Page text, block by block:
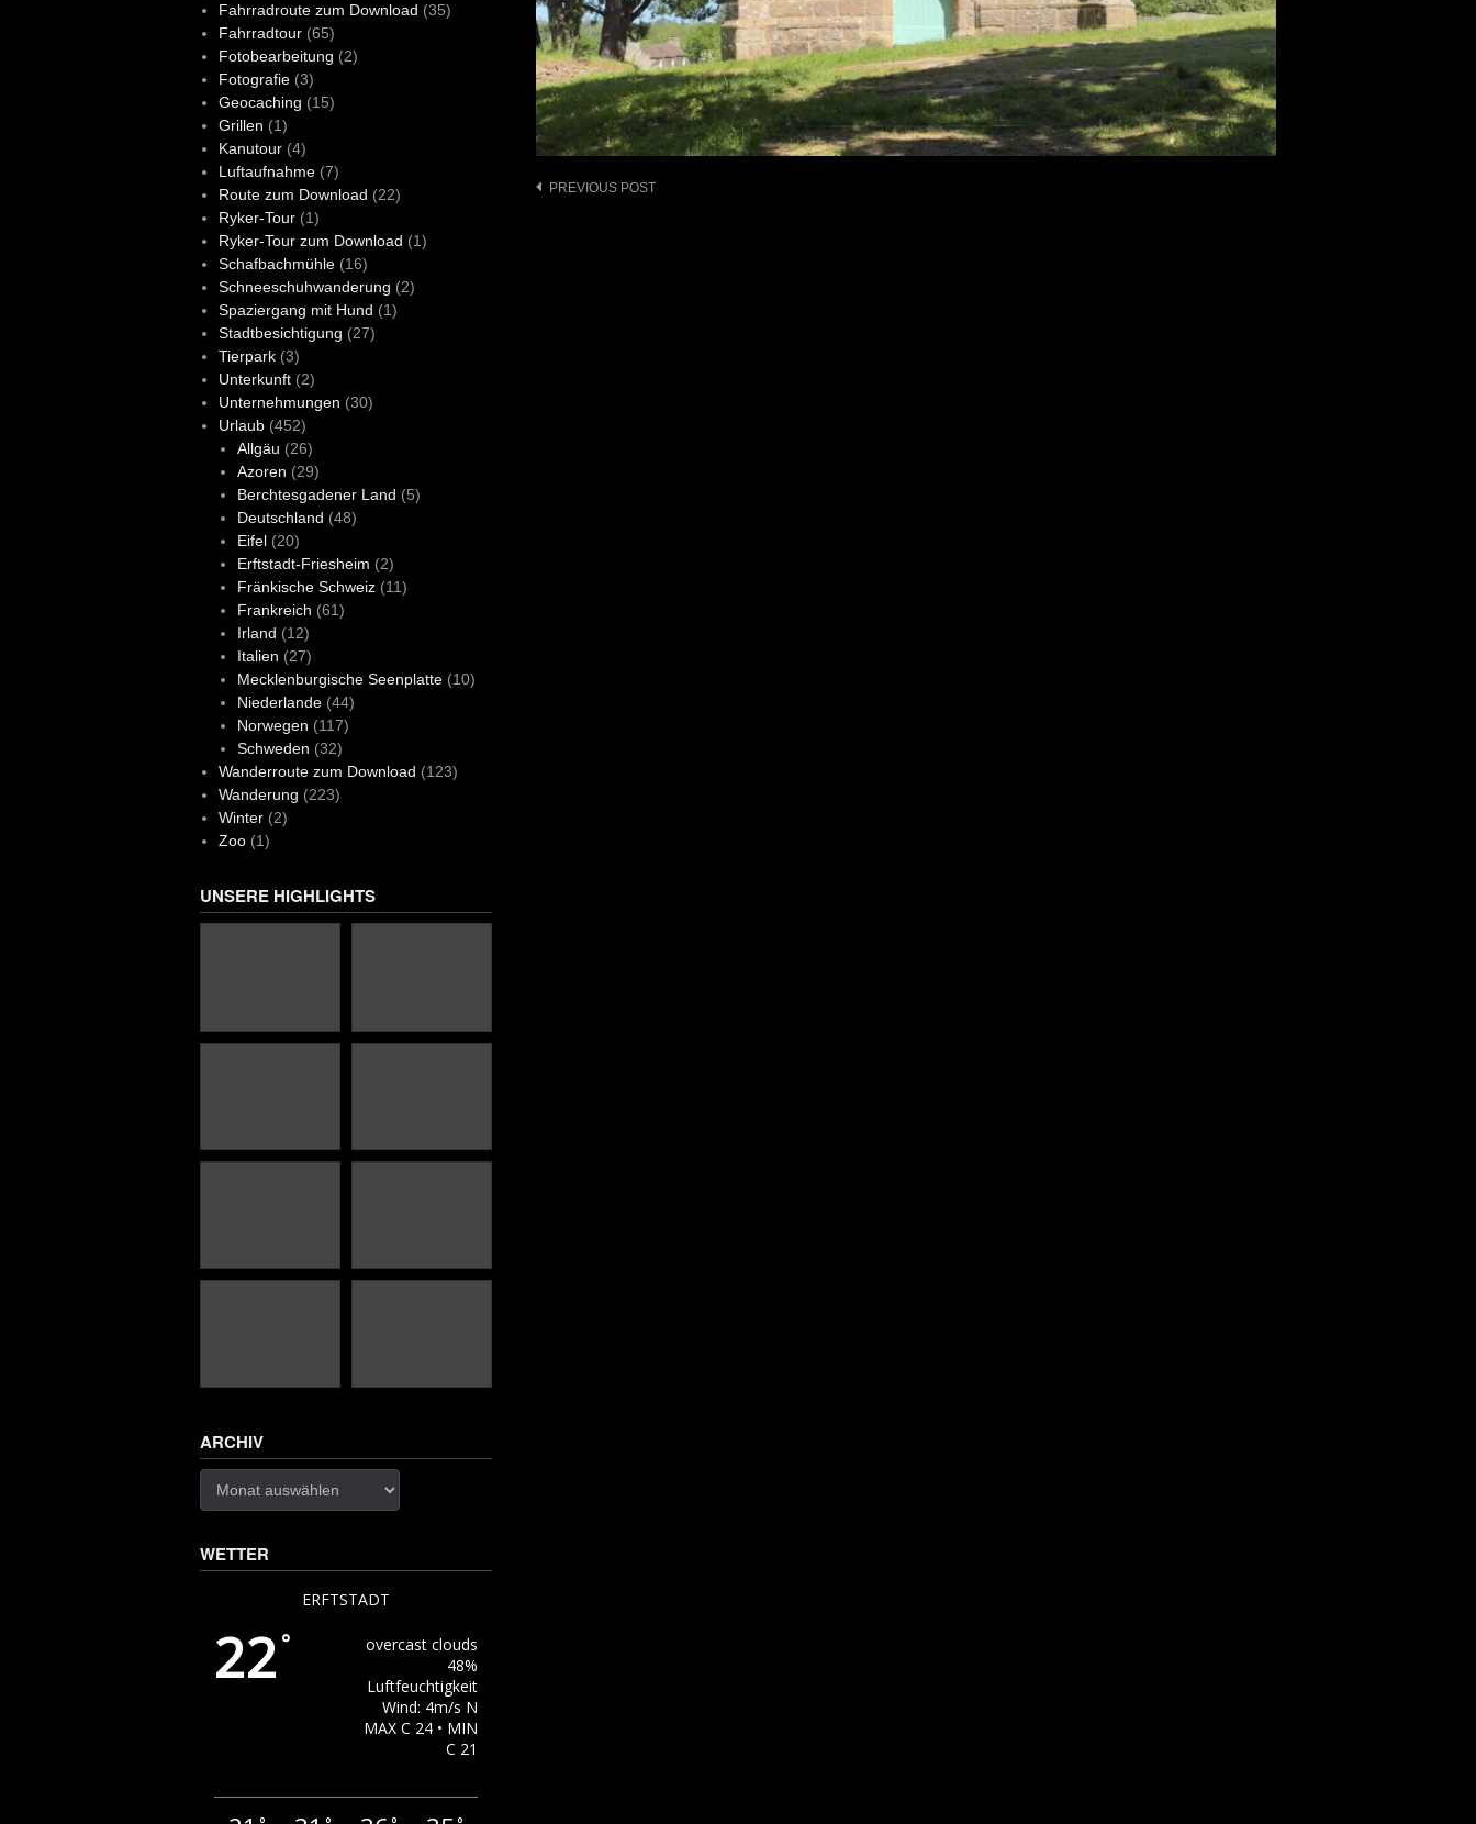
Post
PREVIOUS POST
Fahrradroute zum Download (35)
Fahrradtour(65)
Fotobearbeitung (2)
Fotografie(3)
Geocaching (15)
Grillen (1)
Kanutour(4)
Luftaufnahme(7)
Route zum Download (22)
Ryker-Tour(1)
Ryker-Tour zum Download (1)
Schafbachmühle(16)
Schneeschuhwanderung (2)
Spaziergang mit Hund (1)
Stadtbesichtigung (27)
Tierpark(3)
Unterkunft(2)
Unternehmungen (30)
Urlaub(452)
Allgäu (26)
Azoren (29)
Berchtesgadener Land (5)
Deutschland (48)
Eifel(20)
Erftstadt-Friesheim (2)
Fränkische Schweiz(11)
Frankreich (61)
Irland (12)
Italien (27)
Mecklenburgische Seenplatte(10)
Niederlande(44)
Norwegen (117)
Schweden (32)
Wanderroute zum Download (123)
Wanderung (223)
Winter(2)
Zoo(1)
UNSERE HIGHLIGHTS
ARCHIV
WETTER
ERFTSTADT
22 °
overcast clouds
48%
Luftfeuchtigkeit
Wind: 4m/s N
MAX C 24 • MIN
C 21